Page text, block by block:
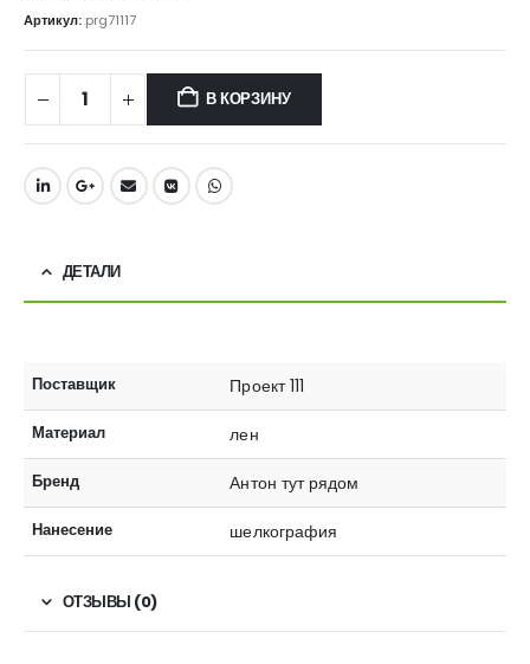
Артикул: prg71117
В КОРЗИНУ
ДЕТАЛИ
Поставщик Проект 111
Материал лен
Бренд Антон тут рядом
Нанесение шелкография
ОТЗЫВЫ (0)